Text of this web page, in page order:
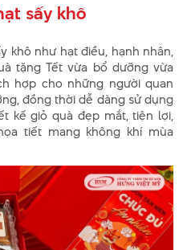
sấy khô
khô như hạt điều, hạnh nhân,
tặng Tết vừa bổ dưỡng vừa
hợp cho những người quan
đồng thời dễ dàng sử dụng
kế giỏ quà đẹp mắt, tiện lợi,
tiết mang không khí mùa